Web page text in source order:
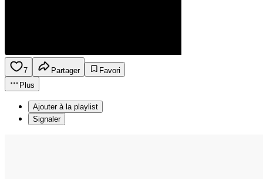
7 Partager
Favori
Plus
Ajouter à la playlist
Signaler